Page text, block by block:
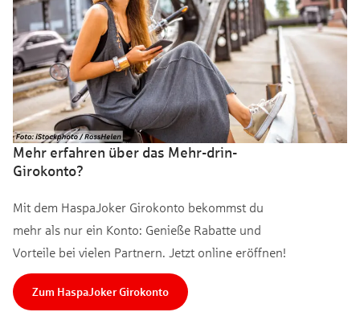
Mehr erfahren über das Mehr-drin-
Girokonto?
Mit dem HaspaJoker Girokonto bekommst du
mehr als nur ein Konto: Genieße Rabatte und
Vorteile bei vielen Partnern. Jetzt online eröffnen!
Zum HaspaJoker Girokonto